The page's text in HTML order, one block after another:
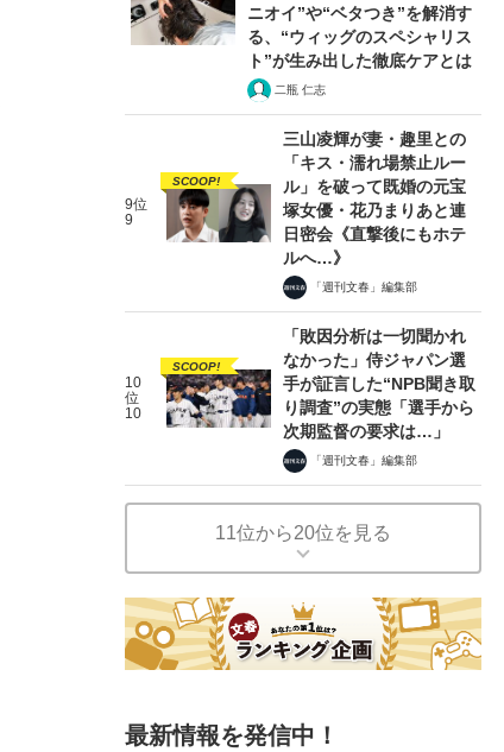
ニオイ”や“ベタつき”を解消す
る、“ウィッグのスペシャリス
ト”が生み出した徹底ケアとは
二瓶 仁志
9位
9
SCOOP!
三山凌輝が妻・趣里との
「キス・濡れ場禁止ルー
ル」を破って既婚の元宝
塚女優・花乃まりあと連
日密会《直撃後にもホテ
ルへ…》
「週刊文春」編集部
10
位
10
SCOOP!
「敗因分析は一切聞かれ
なかった」侍ジャパン選
手が証言した“NPB聞き取
り調査”の実態「選手から
次期監督の要求は…」
「週刊文春」編集部
11位から20位を見る
最新情報を発信中！